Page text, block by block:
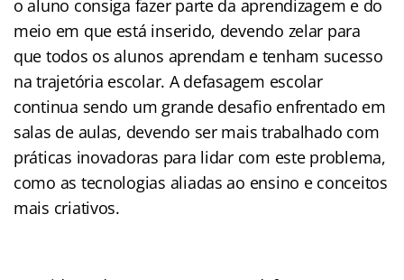
o aluno consiga fazer parte da aprendizagem e do
meio em que está inserido, devendo zelar para
que todos os alunos aprendam e tenham sucesso
na trajetória escolar. A defasagem escolar
continua sendo um grande desafio enfrentado em
salas de aulas, devendo ser mais trabalhado com
práticas inovadoras para lidar com este problema,
como as tecnologias aliadas ao ensino e conceitos
mais criativos.